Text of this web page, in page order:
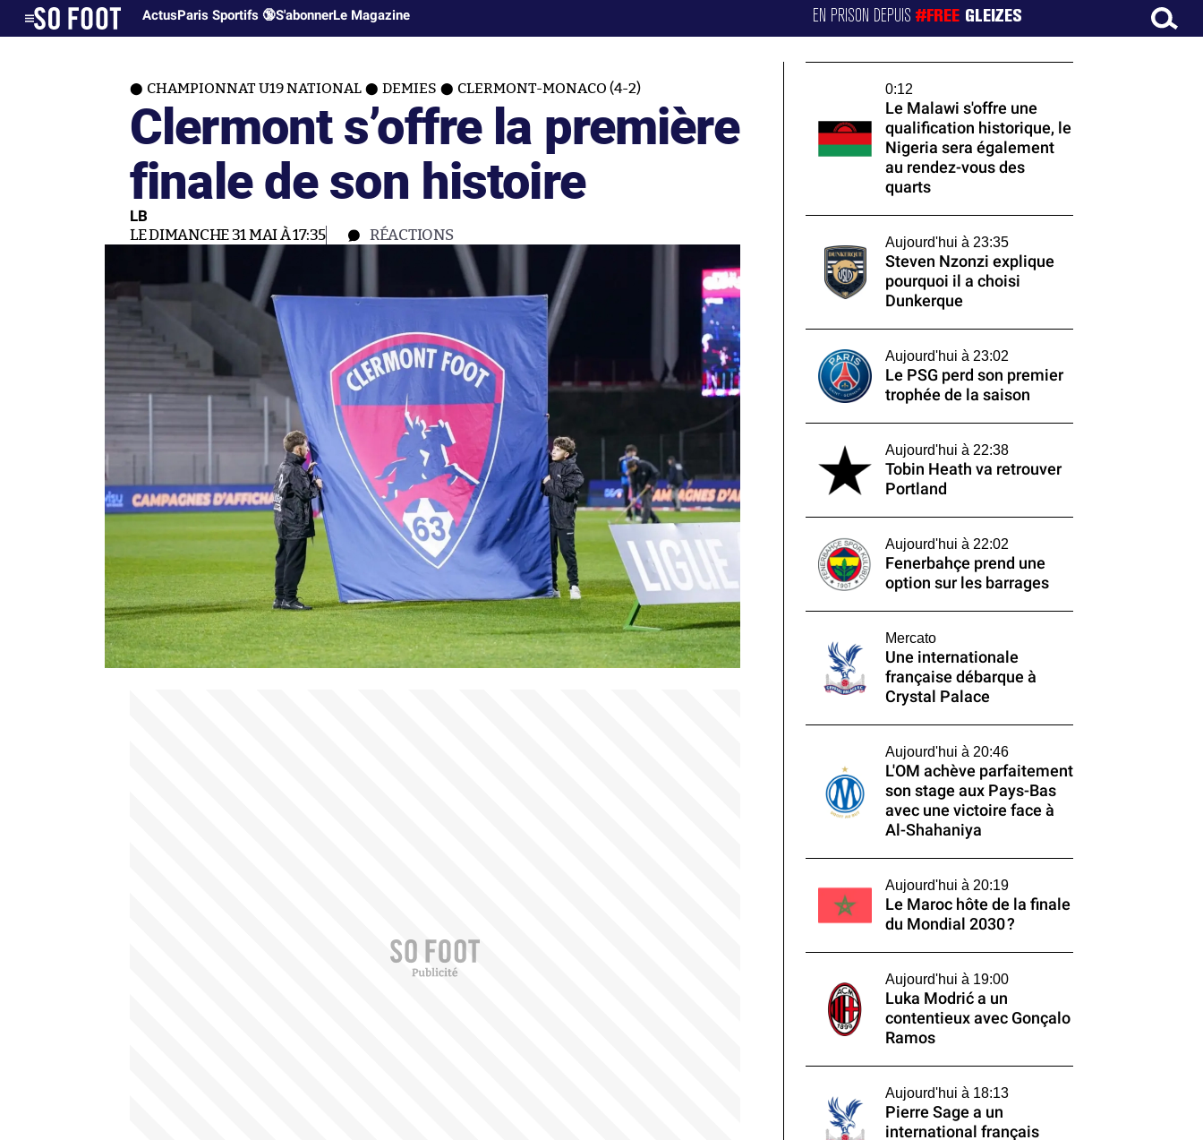
ActusParis Sportifs 🔞S'abonnerLe Magazine EN PRISON DEPUIS#FREE GLEIZES
CHAMPIONNAT U19 NATIONAL DEMIES CLERMONT-MONACO (4-2)
Clermont s’offre la première
finale de son histoire
LB
LE DIMANCHE 31 MAI À 17:35 RÉACTIONS
0:12
Le Malawi s'offre une
qualification historique, le
Nigeria sera également
au rendez-vous des
quarts
Aujourd'hui à 23:35
Steven Nzonzi explique
pourquoi il a choisi
Dunkerque
Aujourd'hui à 23:02
Le PSG perd son premier
trophée de la saison
Aujourd'hui à 22:38
Tobin Heath va retrouver
Portland
Aujourd'hui à 22:02
Fenerbahçe prend une
option sur les barrages
Mercato
Une internationale
française débarque à
Crystal Palace
Aujourd'hui à 20:46
L'OM achève parfaitement
son stage aux Pays-Bas
avec une victoire face à
Al-Shahaniya
Aujourd'hui à 20:19
Le Maroc hôte de la finale
du Mondial 2030 ?
Aujourd'hui à 19:00
Luka Modrić a un
contentieux avec Gonçalo
Ramos
Aujourd'hui à 18:13
Pierre Sage a un
international français